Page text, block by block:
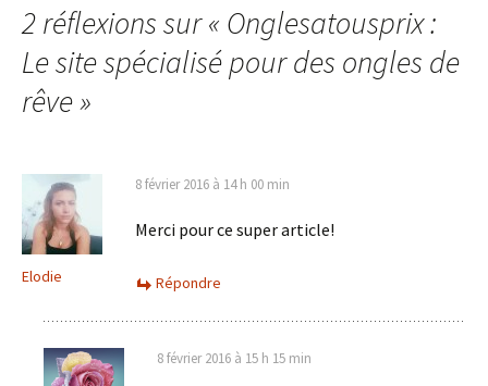
articles
2 réflexions sur « Onglesatousprix :
Le site spécialisé pour des ongles de
rêve»
Elodie
8 février 2016 à 14 h 00 min
Merci pour ce super article!
Répondre
8 février 2016 à 15 h 15 min